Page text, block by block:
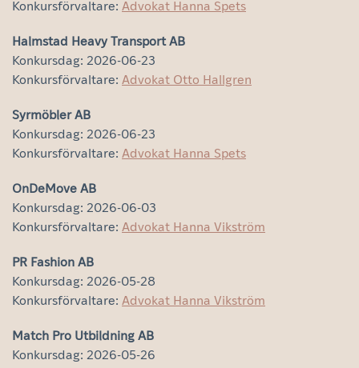
Konkursförvaltare: Advokat Hanna Spets
Halmstad Heavy Transport AB
Konkursdag: 2026-06-23
Konkursförvaltare: Advokat Otto Hallgren
Syrmöbler AB
Konkursdag: 2026-06-23
Konkursförvaltare: Advokat Hanna Spets
OnDeMove AB
Konkursdag: 2026-06-03
Konkursförvaltare: Advokat Hanna Vikström
PR Fashion AB
Konkursdag: 2026-05-28
Konkursförvaltare: Advokat Hanna Vikström
Match Pro Utbildning AB
Konkursdag: 2026-05-26